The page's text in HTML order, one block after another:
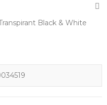
Black & White